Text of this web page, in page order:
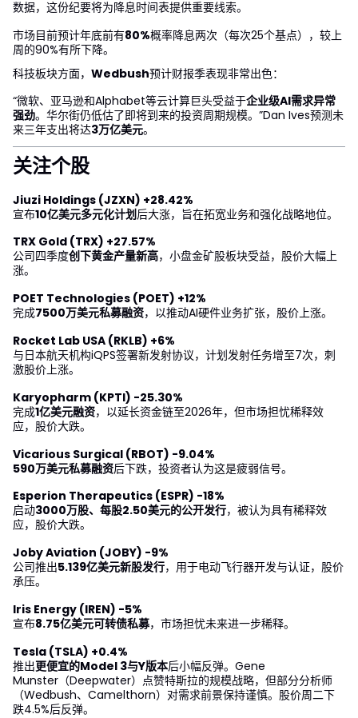
数据，这份纪要将为降息时间表提供重要线索。
市场目前预计年底前有80%概率降息两次（每次25个基点），较上
周的90%有所下降。
科技板块方面， Wedbush预计财报季表现非常出色：
“微软、亚马逊和Alphabet等云计算巨头受益于企业级AI需求异常
强劲。华尔街仍低估了即将到来的投资周期规模。”Dan Ives预测未
来三年支出将达3万亿美元。
关注个股
Jiuzi Holdings (JZXN) +28.42%
宣布10亿美元多元化计划后大涨，旨在拓宽业务和强化战略地位。
TRX Gold (TRX) +27.57%
公司四季度创下黄金产量新高，小盘金矿股板块受益，股价大幅上
涨。
POET Technologies (POET) +12%
完成7500万美元私募融资，以推动AI硬件业务扩张，股价上涨。
Rocket Lab USA (RKLB) +6%
与日本航天机构iQPS签署新发射协议，计划发射任务增至7次，刺
激股价上涨。
Karyopharm (KPTI) -25.30%
完成1亿美元融资，以延长资金链至2026年，但市场担忧稀释效
应，股价大跌。
Vicarious Surgical (RBOT) -9.04%
590万美元私募融资后下跌，投资者认为这是疲弱信号。
Esperion Therapeutics (ESPR) -18%
启动3000万股、每股2.50美元的公开发行，被认为具有稀释效
应，股价大跌。
Joby Aviation (JOBY) -9%
公司推出5.139亿美元新股发行，用于电动飞行器开发与认证，股价
承压。
Iris Energy (IREN) -5%
宣布8.75亿美元可转债私募，市场担忧未来进一步稀释。
Tesla (TSLA) +0.4%
推出更便宜的Model 3与Y版本后小幅反弹。Gene
Munster（Deepwater）点赞特斯拉的规模战略，但部分分析师
（Wedbush、Camelthorn）对需求前景保持谨慎。股价周二下
跌4.5%后反弹。